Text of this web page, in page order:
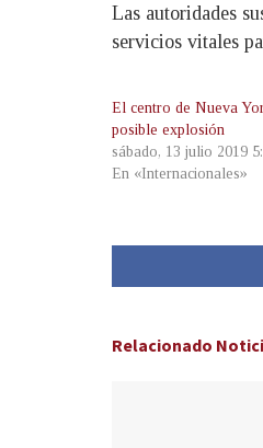
Las autoridades
servicios vitales
El centro de Nueva
posible explosión
sábado, 13 julio 2019
En «Internacionales»
Relacionado